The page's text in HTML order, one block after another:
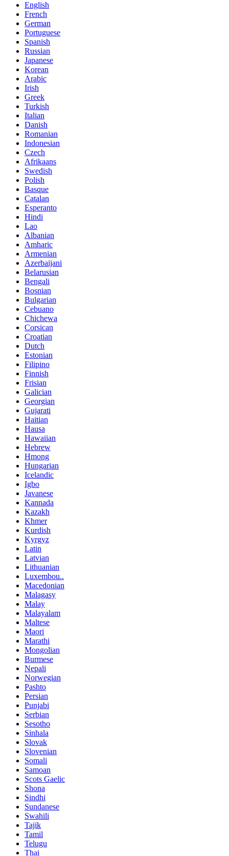
English
French
German
Portuguese
Spanish
Russian
Japanese
Korean
Arabic
Irish
Greek
Turkish
Italian
Danish
Romanian
Indonesian
Czech
Afrikaans
Swedish
Polish
Basque
Catalan
Esperanto
Hindi
Lao
Albanian
Amharic
Armenian
Azerbaijani
Belarusian
Bengali
Bosnian
Bulgarian
Cebuano
Chichewa
Corsican
Croatian
Dutch
Estonian
Filipino
Finnish
Frisian
Galician
Georgian
Gujarati
Haitian
Hausa
Hawaiian
Hebrew
Hmong
Hungarian
Icelandic
Igbo
Javanese
Kannada
Kazakh
Khmer
Kurdish
Kyrgyz
Latin
Latvian
Lithuanian
Luxembou..
Macedonian
Malagasy
Malay
Malayalam
Maltese
Maori
Marathi
Mongolian
Burmese
Nepali
Norwegian
Pashto
Persian
Punjabi
Serbian
Sesotho
Sinhala
Slovak
Slovenian
Somali
Samoan
Scots Gaelic
Shona
Sindhi
Sundanese
Swahili
Tajik
Tamil
Telugu
Thai